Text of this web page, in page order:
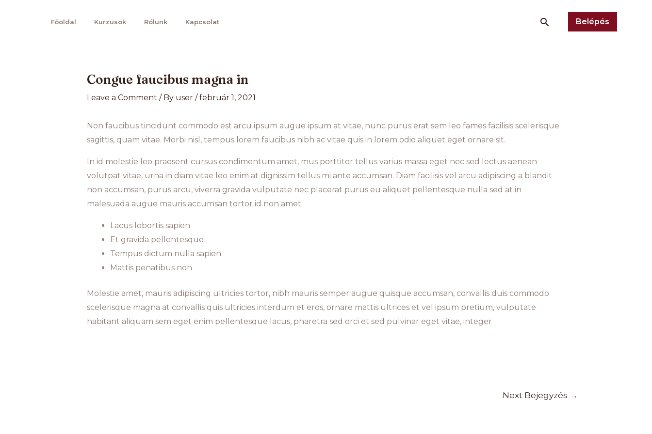
Főoldal Kurzusok Rólunk Kapcsolat Belépés
Congue faucibus magna in
Leave a Comment / By user /február 1, 2021
Non faucibus tincidunt commodo est arcu ipsum augue ipsum at vitae, nunc purus erat sem leo fames facilisis scelerisque
sagittis, quam vitae. Morbi nisl, tempus lorem faucibus nibh ac vitae quis in lorem odio aliquet eget ornare sit.
In id molestie leo praesent cursus condimentum amet, mus porttitor tellus varius massa eget nec sed lectus aenean
volutpat vitae, urna in diam vitae leo enim at dignissim tellus mi ante accumsan. Diam facilisis vel arcu adipiscing a blandit
non accumsan, purus arcu, viverra gravida vulputate nec placerat purus eu aliquet pellentesque nulla sed at in
malesuada augue mauris accumsan tortor id non amet.
Lacus lobortis sapien
Et gravida pellentesque
Tempus dictum nulla sapien
Mattis penatibus non
Molestie amet, mauris adipiscing ultricies tortor, nibh mauris semper augue quisque accumsan, convallis duis commodo
scelerisque magna at convallis quis ultricies interdum et eros, ornare mattis ultrices et vel ipsum pretium, vulputate
habitant aliquam sem eget enim pellentesque lacus, pharetra sed orci et sed pulvinar eget vitae, integer
Next Bejegyzés →